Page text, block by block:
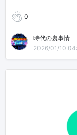
0
時代の裏事情
2026/01/10